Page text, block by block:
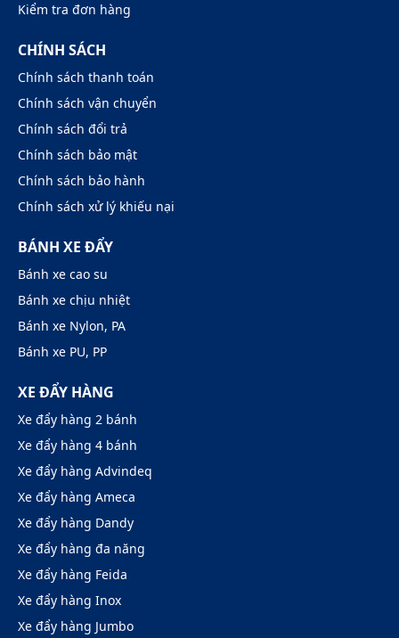
Kiểm tra đơn hàng
CHÍNH SÁCH
Chính sách thanh toán
Chính sách vận chuyển
Chính sách đổi trả
Chính sách bảo mật
Chính sách bảo hành
Chính sách xử lý khiếu nại
BÁNH XE ĐẨY
Bánh xe cao su
Bánh xe chịu nhiệt
Bánh xe Nylon, PA
Bánh xe PU, PP
XE ĐẨY HÀNG
Xe đẩy hàng 2 bánh
Xe đẩy hàng 4 bánh
Xe đẩy hàng Advindeq
Xe đẩy hàng Ameca
Xe đẩy hàng Dandy
Xe đẩy hàng đa năng
Xe đẩy hàng Feida
Xe đẩy hàng Inox
Xe đẩy hàng Jumbo